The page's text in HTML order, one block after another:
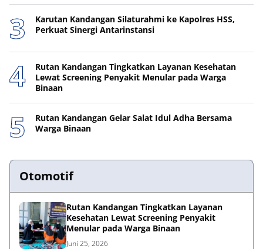
Karutan Kandangan Silaturahmi ke Kapolres HSS,
Perkuat Sinergi Antarinstansi
Rutan Kandangan Tingkatkan Layanan Kesehatan
Lewat Screening Penyakit Menular pada Warga
Binaan
Rutan Kandangan Gelar Salat Idul Adha Bersama
Warga Binaan
Otomotif
Rutan Kandangan Tingkatkan Layanan
Kesehatan Lewat Screening Penyakit
Menular pada Warga Binaan
Juni 25, 2026